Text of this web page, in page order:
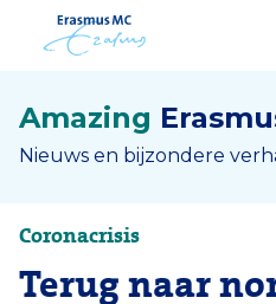
Amazing
Nieuws en bijzondere
Coronacrisis
Terug naar